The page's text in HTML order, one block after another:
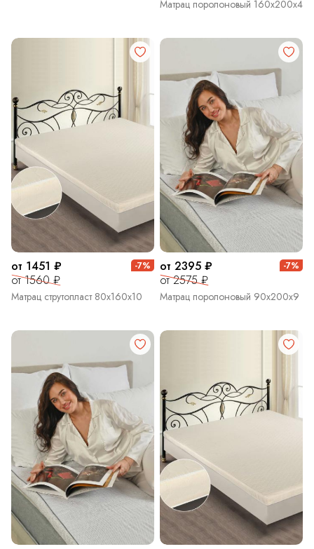
Матрац поролоновый 160х200х4
от 1451 ₽
от 1560 ₽
-7%
Матрац струтопласт 80х160х10
от 2395 ₽
от 2575 ₽
-7%
Матрац поролоновый 90х200х9